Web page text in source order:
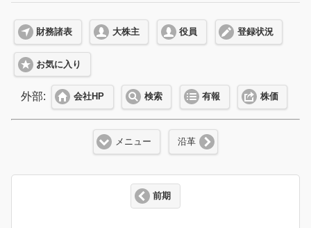
財務諸表 大株主 役員 登録状況
お気に入り
外部: 会社HP 検索 有報 株価
メニュー 沿革
前期